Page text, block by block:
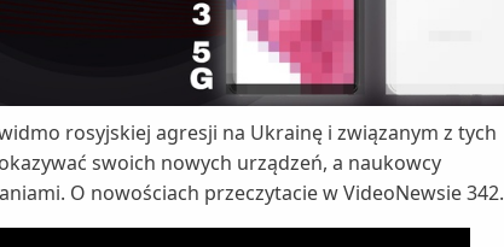
rosyjskiej agresji na Ukrainę i związanym z tych
swoich nowych urządzeń, a naukowcy
O nowościach przeczytacie w VideoNewsie 342.